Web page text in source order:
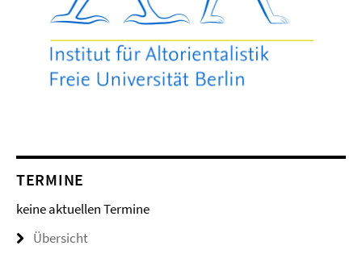
TERMINE
keine aktuellen Termine
Übersicht